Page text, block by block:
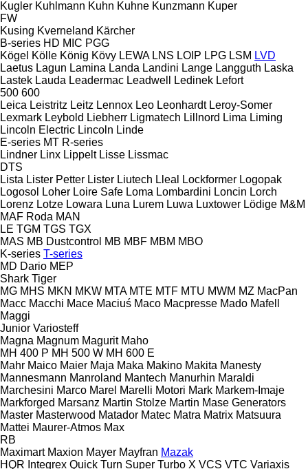
Kugler Kuhlmann Kuhn Kuhne Kunzmann Kuper
FW
Kusing Kverneland Kärcher
B-series HD MIC PGG
Kögel Kölle König Kövy LEWA LNS LOIP LPG LSM LVD
Laetus Lagun Lamina Landa Landini Lange Langguth Laska
Lastek Lauda Leadermac Leadwell Ledinek Lefort
500 600
Leica Leistritz Leitz Lennox Leo Leonhardt Leroy-Somer
Lexmark Leybold Liebherr Ligmatech Lillnord Lima Liming
Lincoln Electric Lincoln Linde
E-series MT R-series
Lindner Linx Lippelt Lisse Lissmac
DTS
Lista Lister Petter Lister Liutech Lleal Lockformer Logopak
Logosol
Loher Loire Safe Loma Lombardini Loncin Lorch
Lorenz Lotze Lowara Luna Lurem Luwa Luxtower Lödige M&M
MAF Roda MAN
LE TGM TGS TGX
MAS MB Dustcontrol MB MBF MBM MBO
K-series T-series
MD Dario MEP
Shark Tiger
MG MHS MKN MKW MTA MTE MTF MTU MWM MZ MacPan
Macc Macchi Mace Maciuś Maco Macpresse Mado Mafell
Maggi
Junior Variosteff
Magna Magnum Magurit Maho
MH 400 P MH 500 W MH 600 E
Mahr Maico Maier Maja Maka Makino Makita Manesty
Mannesmann Manroland Mantech Manurhin Maraldi
Marchesini Marco Marel Marelli Motori Mark Markem-Imaje
Markforged Marsanz Martin Stolze Martin Mase Generators
Master Masterwood Matador Matec Matra Matrix Matsuura
Mattei Maurer-Atmos Max
RB
Maximart Maxion Mayer Mayfran Mazak
HQR Integrex Quick Turn Super Turbo X VCS VTC Variaxis